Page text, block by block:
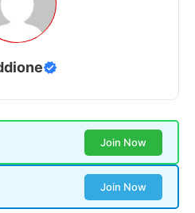
Join Now
Join Now